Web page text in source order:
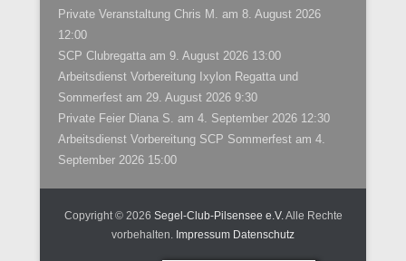
Private Veranstaltung Chris M. am 8. August 2026
12:00
SCP Clubregatta am 9. August 2026 13:00
Arbeitsdienst Vorbereitung Ixylon Regatta und
Sommerfest am 29. August 2026 9:30
Private Feier Diana S. am 4. September 2026 12:30
Arbeitsdienst Vorbereitung SCP Sommerfest am 4.
September 2026 15:00
Copyright © 2026 Segel-Club-Pilsensee e.V.Alle Rechte
vorbehalten. Impressum Datenschutz